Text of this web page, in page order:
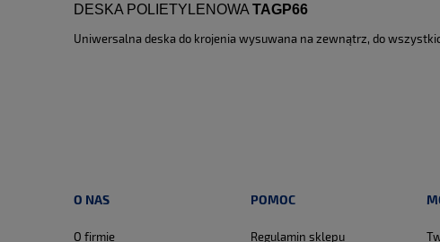
DESKA POLIETYLENOWA TAGP66
Uniwersalna deska do krojenia wysuwana na zewnątrz, do
O NAS
O firmie
POMOC
Regulamin sklepu